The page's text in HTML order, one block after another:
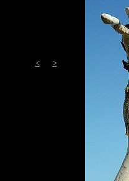
< >